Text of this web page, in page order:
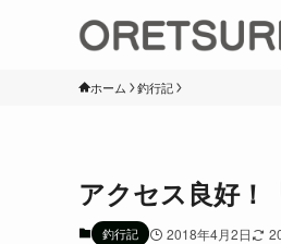
ホーム 釣行記
アクセス良好！
釣行記 2018年4月2日